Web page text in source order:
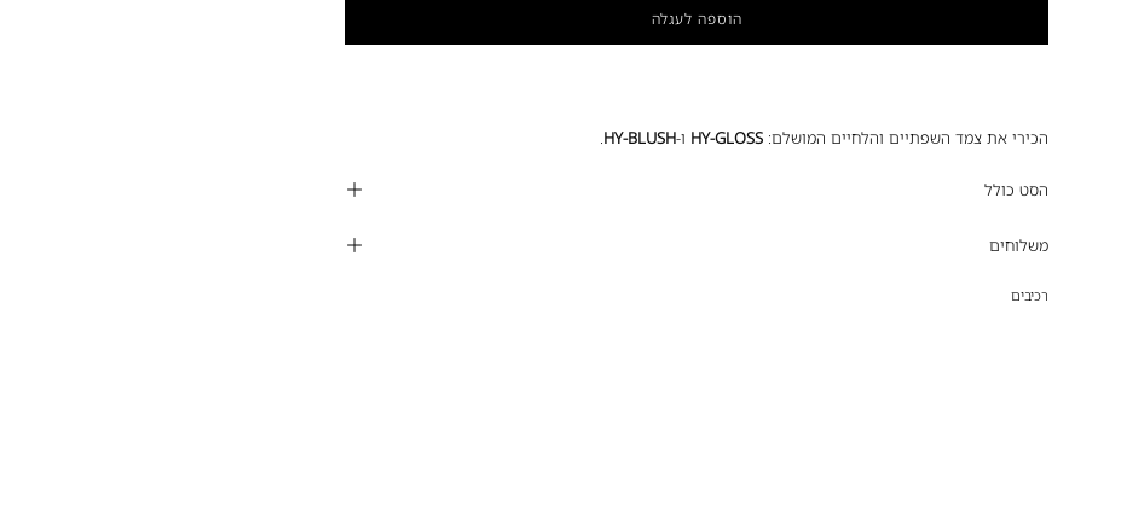
הוספה לעגלה
הכירי את צמד השפתיים והלחיים המושלם: HY-GLOSS ו-HY-BLUSH
.
הסט כולל
משלוחים
רכיבים